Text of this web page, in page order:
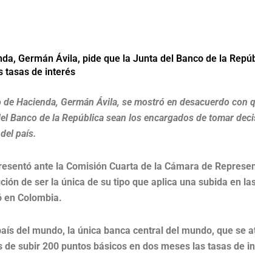
Germán Ávila, pide que la Junta del Banco de la
tasas de interés
Hacienda, Germán Ávila, se mostró en desacuerdo con
Banco de la República sean los encargados de tomar
país.
ante la Comisión Cuarta de la Cámara de
de ser la única de su tipo que aplica una subida en
en Colombia.
del mundo, la única banca central del mundo, que se
de subir 200 puntos básicos en dos meses las tasas de